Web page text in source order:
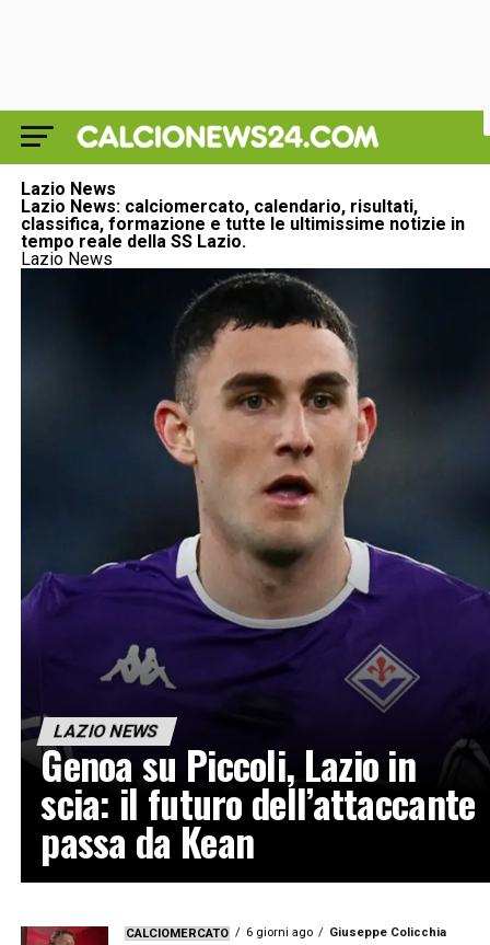
Lazio News
Lazio News: calciomercato, calendario, risultati,
classifica, formazione e tutte le ultimissime notizie in
tempo reale della SS Lazio.
Lazio News
LAZIO NEWS
Genoa su Piccoli, Lazio in
scia: il futuro dell’attaccante
passa da Kean
CALCIOMERCATO 6 giorni ago Giuseppe Colicchia